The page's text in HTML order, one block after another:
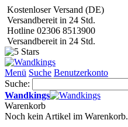
Kostenloser Versand (DE)
Versandbereit in 24 Std.
Hotline 02306 8513900
Versandbereit in 24 Std.
Menü Suche Benutzerkonto
Suche:
Wandkings
Warenkorb
Noch kein Artikel im Warenkorb.